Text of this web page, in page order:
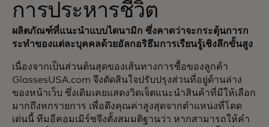
การประหารชีวิต
ผลิตภัณฑ์ที่แนะนำแบบไดนามิก ซึ่งคาดว่าจะกระตุ้นการก
ระทำของแต่ละบุคคลด้วยอัลกอริธึมการเรียนรู้เชิงลึกขั้นสูง
เนื่องจากเป็นส่วนต้นสุดของเส้นทางการซื้อของลูกค้า
GlassesUSA.com จึงตัดสินใจปรับปรุงส่วนที่อยู่ด้านล่าง
ของหน้าเว็บ ซึ่งเดิมเคยแสดงวิดเจ็ตแนะนำสินค้าที่มีให้เลือก
มากถึงหกรายการ เพื่อดึงคุณค่าสูงสุดจากตำแหน่งที่โดด
เด่นนี้ ทีมอีคอมเมิร์ซจึงตั้งสมมติฐานว่า หากสามารถให้คำ